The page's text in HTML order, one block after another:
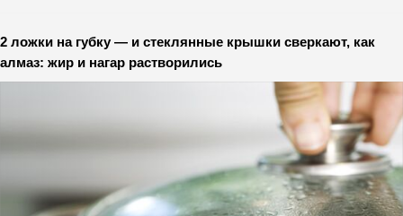
2 ложки на губку — и стеклянные крышки сверкают, как
алмаз: жир и нагар растворились